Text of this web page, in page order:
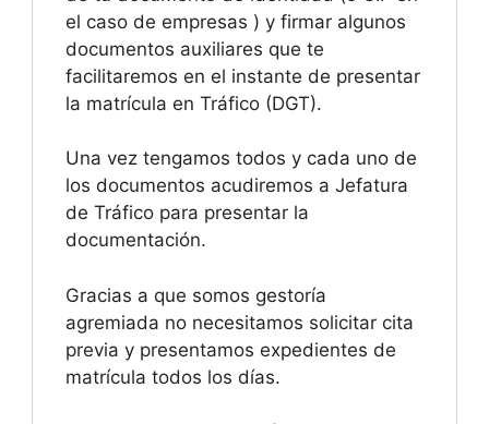
el caso de empresas ) y firmar algunos
documentos auxiliares que te
facilitaremos en el instante de presentar
la matrícula en Tráfico (DGT).
Una vez tengamos todos y cada uno de
los documentos acudiremos a Jefatura
de Tráfico para presentar la
documentación.
Gracias a que somos gestoría
agremiada no necesitamos solicitar cita
previa y presentamos expedientes de
matrícula todos los días.